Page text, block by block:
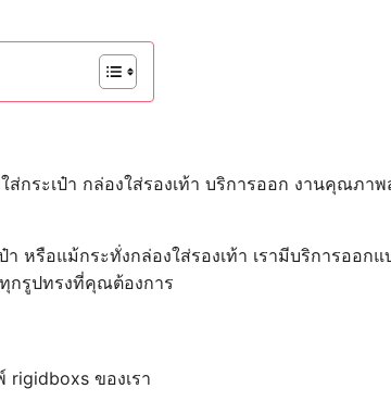
กระเป๋า กล่องใส่รองเท้า บริการออก งานคุณภา
หรือแม้กระทั่งกล่องใส่รองเท้า เรามีบริการออกแ
กรูปทรงที่คุณต้องการ
ของเรา